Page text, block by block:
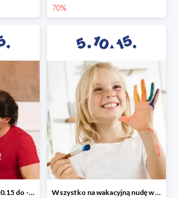
70%
Finał wyprzedaży w 5.10.15 do -70% Wszystko na wakacyjną nudę w 5.10.15 - gry i zabawki do -50%